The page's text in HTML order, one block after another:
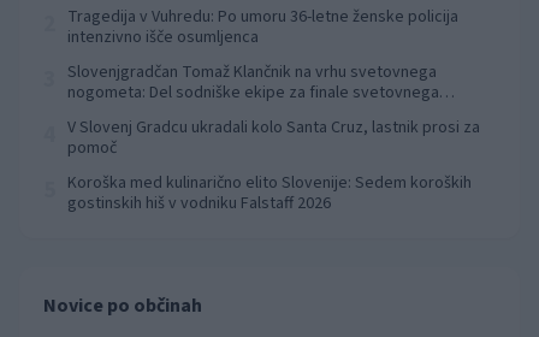
Tragedija v Vuhredu: Po umoru 36-letne ženske policija
intenzivno išče osumljenca
Slovenjgradčan Tomaž Klančnik na vrhu svetovnega
nogometa: Del sodniške ekipe za finale svetovnega
V Slovenj Gradcu ukradali kolo Santa Cruz, lastnik prosi za
pomoč
Koroška med kulinarično elito Slovenije: Sedem koroških
gostinskih hiš v vodniku Falstaff 2026
Novice po občinah